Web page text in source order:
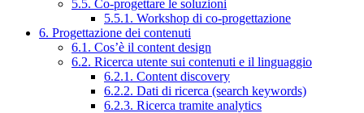
5.5. Co-progettare le soluzioni
5.5.1. Workshop di co-progettazione
6. Progettazione dei contenuti
6.1. Cos’è il content design
6.2. Ricerca utente sui contenuti e il linguaggio
6.2.1. Content discovery
6.2.2. Dati di ricerca (search keywords)
6.2.3. Ricerca tramite analytics